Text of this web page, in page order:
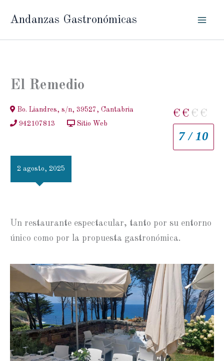
Andanzas Gastronómicas
El Remedio
Bo. Liandres, s/n, 39527, Cantabria
942107813
Sitio Web
€ € € €
7 / 10
2 agosto, 2025
Un restaurante espectacular, tanto por su entorno
único como por la propuesta gastronómica.